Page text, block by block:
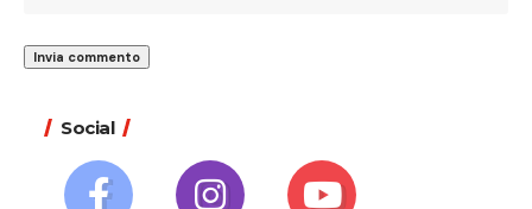
Social